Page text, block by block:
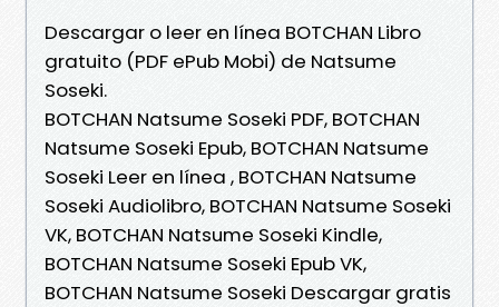
Descargar o leer en línea BOTCHAN Libro
gratuito (PDF ePub Mobi) de Natsume
Soseki.
BOTCHAN Natsume Soseki PDF, BOTCHAN
Natsume Soseki Epub, BOTCHAN Natsume
Soseki Leer en línea , BOTCHAN Natsume
Soseki Audiolibro, BOTCHAN Natsume Soseki
VK, BOTCHAN Natsume Soseki Kindle,
BOTCHAN Natsume Soseki Epub VK,
BOTCHAN Natsume Soseki Descargar gratis